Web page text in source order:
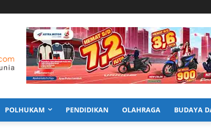
POLHUKAM PENDIDIKAN OLAHRAGA BUDAYA